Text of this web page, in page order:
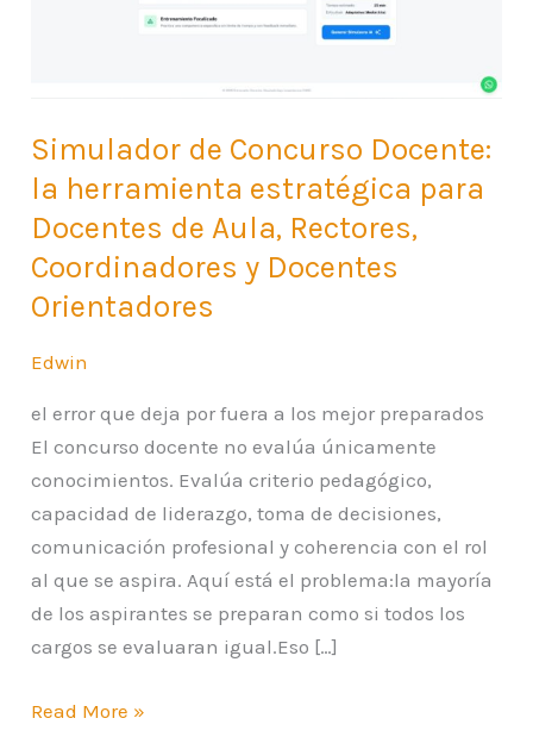
Simulador de Concurso Docente:
la herramienta estratégica para
Docentes de Aula, Rectores,
Coordinadores y Docentes
Orientadores
Edwin
el error que deja por fuera a los mejor preparados
El concurso docente no evalúa únicamente
conocimientos. Evalúa criterio pedagógico,
capacidad de liderazgo, toma de decisiones,
comunicación profesional y coherencia con el rol
al que se aspira. Aquí está el problema:la mayoría
de los aspirantes se preparan como si todos los
cargos se evaluaran igual.Eso […]
Docentes
de
Aula,
Coordinadores
y
Read More »